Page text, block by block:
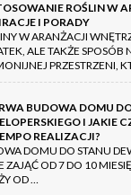
ROŚLIN W
I PORADY
W ARANŻACJI
ALE TAKŻE SPOSÓB
PRZESTRZENI,
BUDOWA DOMU
I JAKIE
REALIZACJI?
DOMU DO STANU
ZAJĄĆ OD 7 DO 10
OD …